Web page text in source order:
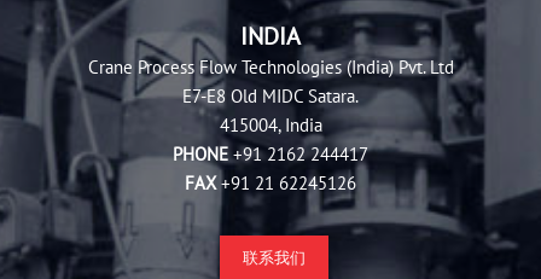
INDIA
Crane Process Flow Technologies (India) Pvt. Ltd
E7-E8 Old MIDC Satara.
415004, India
PHONE+91 2162 244417
FAX+91 21 62245126
联系我们